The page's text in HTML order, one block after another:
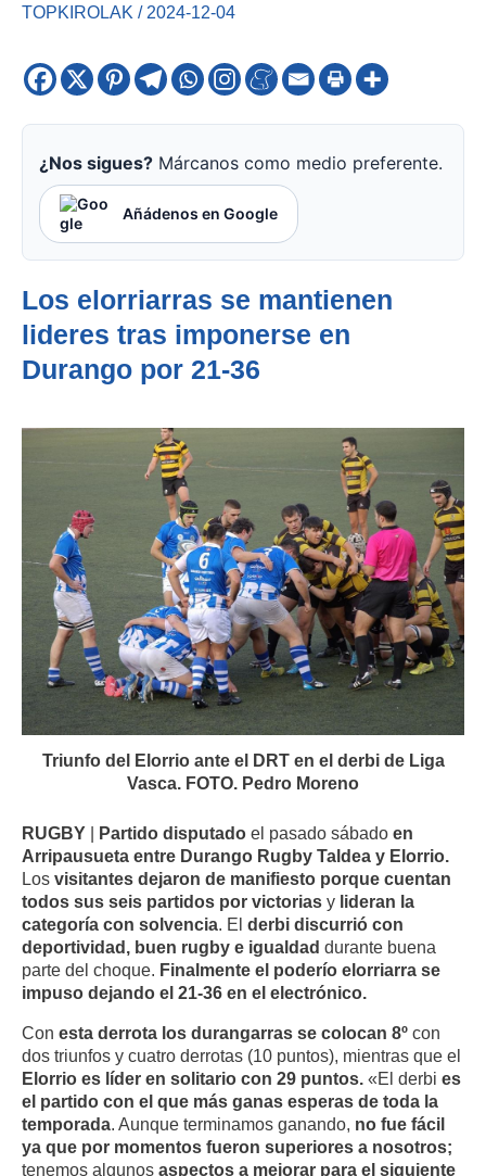
TOPKIROLAK / 2024-12-04
¿Nos sigues? Márcanos como medio preferente.
Añádenos en Google
Los elorriarras se mantienen
lideres tras imponerse en
Durango por 21-36
Triunfo del Elorrio ante el DRT en el derbi de Liga
Vasca. FOTO. Pedro Moreno
RUGBY | Partido disputado el pasado sábado en
Arripausueta entre Durango Rugby Taldea y Elorrio.
Los visitantes dejaron de manifiesto porque cuentan
todos sus seis partidos por victorias y lideran la
categoría con solvencia. El derbi discurrió con
deportividad, buen rugby e igualdad durante buena
parte del choque. Finalmente el poderío elorriarra se
impuso dejando el 21-36 en el electrónico.
Con esta derrota los durangarras se colocan 8º con
dos triunfos y cuatro derrotas (10 puntos), mientras que el
Elorrio es líder en solitario con 29 puntos. «El derbi es
el partido con el que más ganas esperas de toda la
temporada. Aunque terminamos ganando, no fue fácil
ya que por momentos fueron superiores a nosotros;
tenemos algunos aspectos a mejorar para el siguiente